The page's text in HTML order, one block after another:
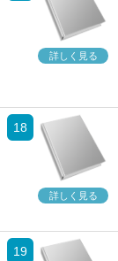
詳しく見る
18
詳しく見る
19